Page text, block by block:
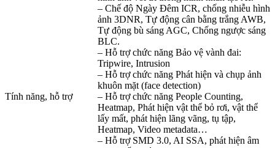
Tính năng, hỗ trợ
– Chế độ Ngày Đêm ICR, chống nhiễu hình
ảnh 3DNR, Tự động cân bằng trắng AWB,
Tự động bù sáng AGC, Chống ngược sáng
BLC.
– Hỗ trợ chức năng Bảo vệ vành đai:
Tripwire, Intrusion
– Hỗ trợ chức năng Phát hiện và chụp ảnh
khuôn mặt (face detection)
– Hỗ trợ chức năng People Counting,
Heatmap, Phát hiện vật thể bỏ rơi, vật thể
lấy mất, phát hiện lãng vãng, tụ tập,
Heatmap, Video metadata…
– Hỗ trợ SMD 3.0, AI SSA, phát hiện âm